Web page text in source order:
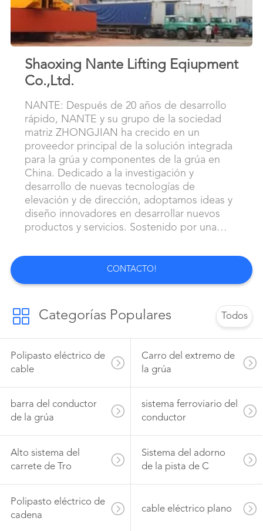
Shaoxing Nante Lifting Eqiupment
Co.,Ltd.
NANTE: Después de 20 años de desarrollo
rápido, NANTE y su grupo de la sociedad
matriz ZHONGJIAN ha crecido en un
proveedor principal de la solución integrada
para la grúa y componentes de la grúa en
China. Dedicado a la investigación y
desarrollo de nuevas tecnologías de
elevación y de dirección, adoptamos ideas y
diseño innovadores en desarrollar nuevos
productos y servicios. Sostenido por una
industria de elevación, podemos
proporcionar a la amplia gama del cliente del
equipo y de los componentes de elevación
CONTACTO!
Categorías Populares Todos
Polipasto eléctrico de
cable
Carro del extremo de
la grúa
barra del conductor
de la grúa
sistema ferroviario del
conductor
Alto sistema del
carrete de Tro
Sistema del adorno
de la pista de C
Polipasto eléctrico de
cadena
cable eléctrico plano